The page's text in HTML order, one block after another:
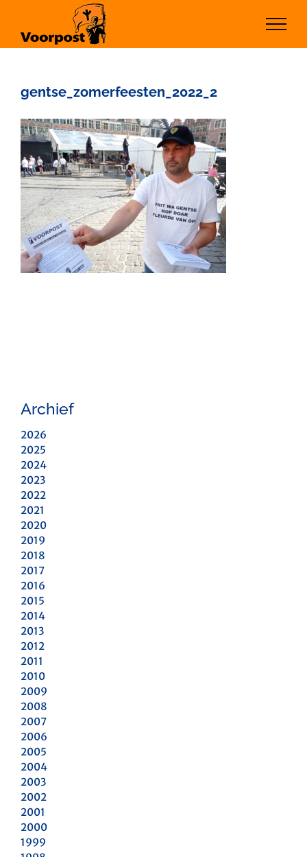
inhoud
gentse_zomerfeesten_2022_2
Archief
2026
2025
2024
2023
2022
2021
2020
2019
2018
2017
2016
2015
2014
2013
2012
2011
2010
2009
2008
2007
2006
2005
2004
2003
2002
2001
2000
1999